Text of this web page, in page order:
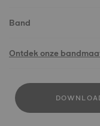
Band
Ontdek onze